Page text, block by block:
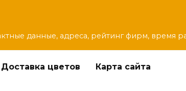
данные, адреса, рейтинг фирм, время
Доставка цветов Карта сайта